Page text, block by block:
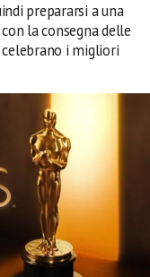
prepararsi a una
la consegna delle
i migliori